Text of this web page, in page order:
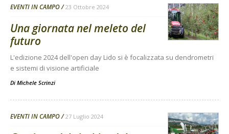
EVENTI IN CAMPO 23 Ottobre 2024
Una giornata nel meleto del
futuro
L'edizione 2024 dell'open day Lido si è focalizzata su dendrometri
e sistemi di visione artificiale
Di Michele Scrinzi
EVENTI IN CAMPO 27 Luglio 2024